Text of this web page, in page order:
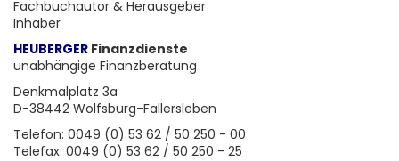
Fachbuchautor & Herausgeber
Inhaber
HEUBERGER Finanzdienste
unabhängige Finanzberatung
Denkmalplatz 3a
D-38442 Wolfsburg-Fallersleben
Telefon: 0049 (0) 53 62 / 50 250 - 00
Telefax: 0049 (0) 53 62 / 50 250 - 25